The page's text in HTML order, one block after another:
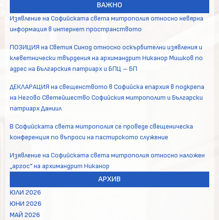
ВАЖНО
Изявление на Софийската света митрополия относно невярна
информация в интернет пространството
ПОЗИЦИЯ на Светия Синод относно оскърбителни изявления и
клеветнически твърдения на архимандрит Никанор Мишков по
адрес на Българския патриарх и БПЦ – БП
ДЕКЛАРАЦИЯ на свещенството в Софийска епархия в подкрепа
на Негово Светейшество Софийския митрополит и Български
патриарх Даниил
В Софийската света митрополия се проведе свещеническа
конференция по въпроси на пастирското служение
Изявление на Софийската света митрополия относно наложен
„аргос“ на архимандрит Никанор
АРХИВ
ЮЛИ 2026
ЮНИ 2026
МАЙ 2026